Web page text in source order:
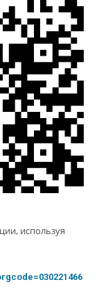
используя